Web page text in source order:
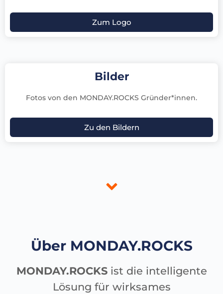
Zum Logo
Bilder
Fotos von den MONDAY.ROCKS Gründer*innen.
Zu den Bildern
Über MONDAY.ROCKS
MONDAY.ROCKSist die intelligente
Lösung für wirksames